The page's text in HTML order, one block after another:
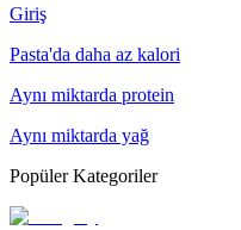
Giriş
Pasta'da daha az kalori
Aynı miktarda protein
Aynı miktarda yağ
Popüler Kategoriler